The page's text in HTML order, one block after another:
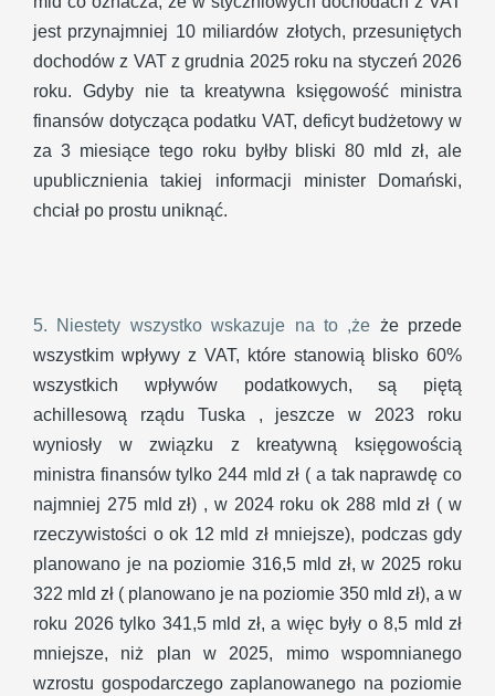
jest przynajmniej 10 miliardów złotych, przesuniętych
dochodów z VAT z grudnia 2025 roku na styczeń 2026
roku. Gdyby nie ta kreatywna księgowość ministra
finansów dotycząca podatku VAT, deficyt budżetowy w
za 3 miesiące tego roku byłby bliski 80 mld zł, ale
upublicznienia takiej informacji minister Domański,
chciał po prostu uniknąć.
5. Niestety wszystko wskazuje na to ,że że przede
wszystkim wpływy z VAT, które stanowią blisko 60%
wszystkich wpływów podatkowych, są piętą
achillesową rządu Tuska , jeszcze w 2023 roku
wyniosły w związku z kreatywną księgowością
ministra finansów tylko 244 mld zł ( a tak naprawdę co
najmniej 275 mld zł) , w 2024 roku ok 288 mld zł ( w
rzeczywistości o ok 12 mld zł mniejsze), podczas gdy
planowano je na poziomie 316,5 mld zł, w 2025 roku
322 mld zł ( planowano je na poziomie 350 mld zł), a w
roku 2026 tylko 341,5 mld zł, a więc były o 8,5 mld zł
mniejsze, niż plan w 2025, mimo wspomnianego
wzrostu gospodarczego zaplanowanego na poziomie